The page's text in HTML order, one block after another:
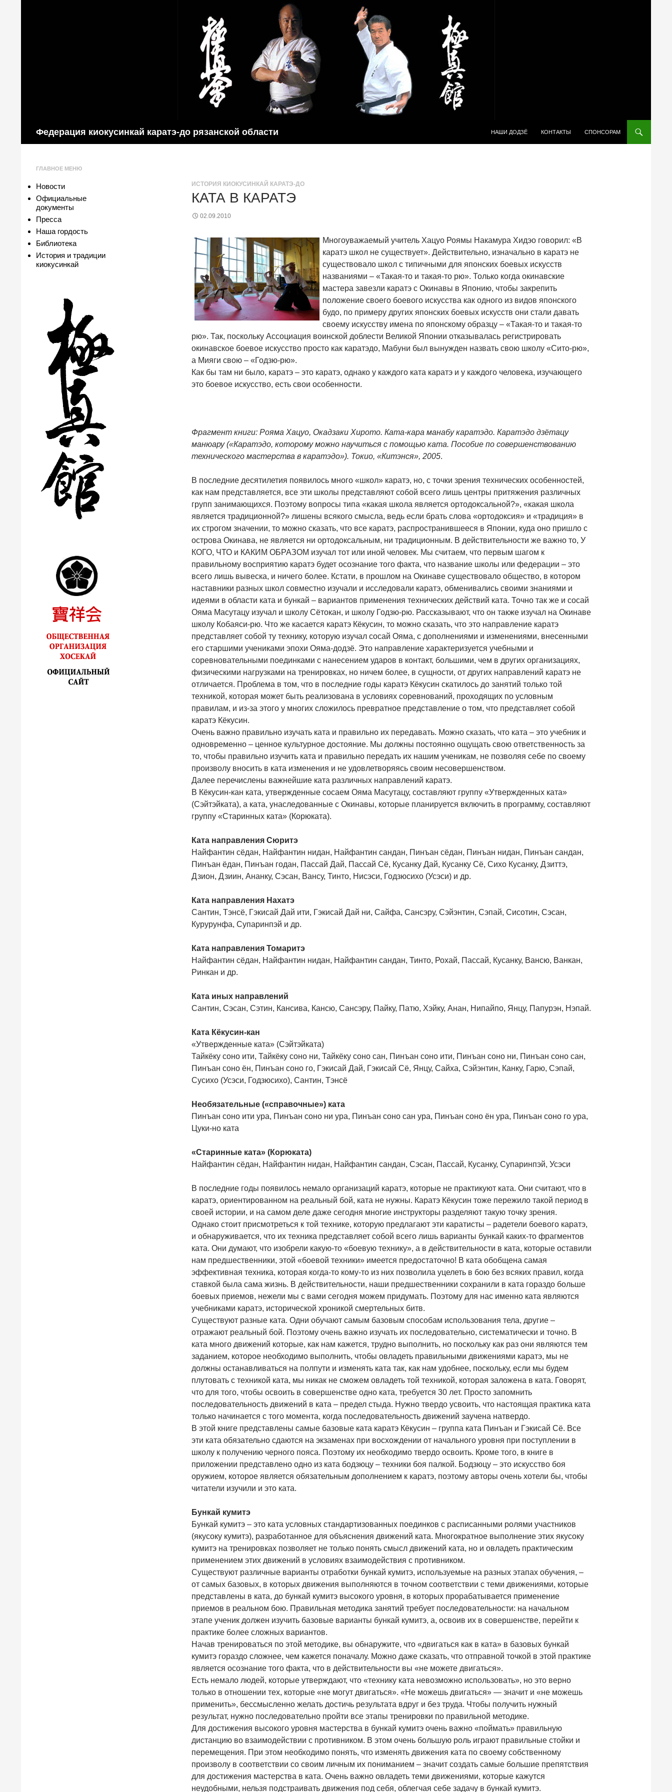
Федерация киокусинкай каратэ-до рязанской области
НАШИ ДОДЗЁ
КОНТАКТЫ СПОНСОРАМ
ИСТОРИЯ КИОКУСИНКАЙ КАРАТЭ-ДО
КАТА В КАРАТЭ
02.09.2010
Многоуважаемый учитель Хацуо Роямы Накамура Хидэо говорил: «В
каратэ школ не существует». Действительно, изначально в каратэ не
существовало школ с типичными для японских боевых искусств
названиями – «Такая-то и такая-то рю». Только когда окинавские
мастера завезли каратэ с Окинавы в Японию, чтобы закрепить
положение своего боевого искусства как одного из видов японского
будо, по примеру других японских боевых искусств они стали давать
своему искусству имена по японскому образцу – «Такая-то и такая-то
рю». Так, поскольку Ассоциация воинской доблести Великой Японии отказывалась регистрировать
окинавское боевое искусство просто как каратэдо, Мабуни был вынужден назвать свою школу «Сито-рю»,
а Мияги свою – «Годзю-рю».
Как бы там ни было, каратэ – это каратэ, однако у каждого ката каратэ и у каждого человека, изучающего
это боевое искусство, есть свои особенности.
Фрагмент книги: Рояма Хацуо, Окадзаки Хирото. Ката-кара манабу каратэдо. Каратэдо дзётацу
манюару («Каратэдо, которому можно научиться с помощью ката. Пособие по совершенствованию
технического мастерства в каратэдо»). Токио, «Китэнся», 2005.
В последние десятилетия появилось много «школ» каратэ, но, с точки зрения технических особенностей,
как нам представляется, все эти школы представляют собой всего лишь центры притяжения различных
групп занимающихся. Поэтому вопросы типа «какая школа является ортодоксальной?», «какая школа
является традиционной?» лишены всякого смысла, ведь если брать слова «ортодоксия» и «традиция» в
их строгом значении, то можно сказать, что все каратэ, распространившееся в Японии, куда оно пришло с
острова Окинава, не является ни ортодоксальным, ни традиционным. В действительности же важно то, У
КОГО, ЧТО и КАКИМ ОБРАЗОМ изучал тот или иной человек. Мы считаем, что первым шагом к
правильному восприятию каратэ будет осознание того факта, что название школы или федерации – это
всего лишь вывеска, и ничего более. Кстати, в прошлом на Окинаве существовало общество, в котором
наставники разных школ совместно изучали и исследовали каратэ, обменивались своими знаниями и
идеями в области ката и бункай – вариантов применения технических действий ката. Точно так же и сосай
Ояма Масутацу изучал и школу Сётокан, и школу Годзю-рю. Рассказывают, что он также изучал на Окинаве
школу Кобаяси-рю. Что же касается каратэ Кёкусин, то можно сказать, что это направление каратэ
представляет собой ту технику, которую изучал сосай Ояма, с дополнениями и изменениями, внесенными
его старшими учениками эпохи Ояма-додзё. Это направление характеризуется учебными и
соревновательными поединками с нанесением ударов в контакт, большими, чем в других организациях,
физическими нагрузками на тренировках, но ничем более, в сущности, от других направлений каратэ не
отличается. Проблема в том, что в последние годы каратэ Кёкусин скатилось до занятий только той
техникой, которая может быть реализована в условиях соревнований, проходящих по условным
правилам, и из-за этого у многих сложилось превратное представление о том, что представляет собой
каратэ Кёкусин.
Очень важно правильно изучать ката и правильно их передавать. Можно сказать, что ката – это учебник и
одновременно – ценное культурное достояние. Мы должны постоянно ощущать свою ответственность за
то, чтобы правильно изучить ката и правильно передать их нашим ученикам, не позволяя себе по своему
произволу вносить в ката изменения и не удовлетворяясь своим несовершенством.
Далее перечислены важнейшие ката различных направлений каратэ.
В Кёкусин-кан ката, утвержденные сосаем Ояма Масутацу, составляют группу «Утвержденных ката»
(Сэйтэйката), а ката, унаследованные с Окинавы, которые планируется включить в программу, составляют
группу «Старинных ката» (Корюката).
Ката направления Сюритэ
Найфантин сёдан, Найфантин нидан, Найфантин сандан, Пинъан сёдан, Пинъан нидан, Пинъан сандан,
Пинъан ёдан, Пинъан годан, Пассай Дай, Пассай Сё, Кусанку Дай, Кусанку Сё, Сихо Кусанку, Дзиттэ,
Дзион, Дзиин, Ананку, Сэсан, Вансу, Тинто, Нисэси, Годзюсихо (Усэси) и др.
Ката направления Нахатэ
Сантин, Тэнсё, Гэкисай Дай ити, Гэкисай Дай ни, Сайфа, Сансэру, Сэйэнтин, Сэпай, Сисотин, Сэсан,
Курурунфа, Супаринпэй и др.
Ката направления Томаритэ
Найфантин сёдан, Найфантин нидан, Найфантин сандан, Тинто, Рохай, Пассай, Кусанку, Вансю, Ванкан,
Ринкан и др.
Ката иных направлений
Сантин, Сэсан, Сэтин, Кансива, Кансю, Сансэру, Пайку, Патю, Хэйку, Анан, Нипайпо, Янцу, Папурэн, Нэпай.
Ката Кёкусин-кан
«Утвержденные ката» (Сэйтэйката)
Тайкёку соно ити, Тайкёку соно ни, Тайкёку соно сан, Пинъан соно ити, Пинъан соно ни, Пинъан соно сан,
Пинъан соно ён, Пинъан соно го, Гэкисай Дай, Гэкисай Сё, Янцу, Сайха, Сэйэнтин, Канку, Гарю, Сэпай,
Сусихо (Усэси, Годзюсихо), Сантин, Тэнсё
Необязательные («справочные») ката
Пинъан соно ити ура, Пинъан соно ни ура, Пинъан соно сан ура, Пинъан соно ён ура, Пинъан соно го ура,
Цуки-но ката
«Старинные ката» (Корюката)
Найфантин сёдан, Найфантин нидан, Найфантин сандан, Сэсан, Пассай, Кусанку, Супаринпэй, Усэси
В последние годы появилось немало организаций каратэ, которые не практикуют ката. Они считают, что в
каратэ, ориентированном на реальный бой, ката не нужны. Каратэ Кёкусин тоже пережило такой период в
своей истории, и на самом деле даже сегодня многие инструкторы разделяют такую точку зрения.
Однако стоит присмотреться к той технике, которую предлагают эти каратисты – радетели боевого каратэ,
и обнаруживается, что их техника представляет собой всего лишь варианты бункай каких-то фрагментов
ката. Они думают, что изобрели какую-то «боевую технику», а в действительности в ката, которые оставили
нам предшественники, этой «боевой техники» имеется предостаточно! В ката обобщена самая
эффективная техника, которая когда-то кому-то из них позволила уцелеть в бою без всяких правил, когда
ставкой была сама жизнь. В действительности, наши предшественники сохранили в ката гораздо больше
боевых приемов, нежели мы с вами сегодня можем придумать. Поэтому для нас именно ката являются
учебниками каратэ, исторической хроникой смертельных битв.
Существуют разные ката. Одни обучают самым базовым способам использования тела, другие –
отражают реальный бой. Поэтому очень важно изучать их последовательно, систематически и точно. В
ката много движений которые, как нам кажется, трудно выполнить, но поскольку как раз они являются тем
заданием, которое необходимо выполнить, чтобы овладеть правильными движениями каратэ, мы не
должны останавливаться на полпути и изменять ката так, как нам удобнее, поскольку, если мы будем
плутовать с техникой ката, мы никак не сможем овладеть той техникой, которая заложена в ката. Говорят,
что для того, чтобы освоить в совершенстве одно ката, требуется 30 лет. Просто запомнить
последовательность движений в ката – предел стыда. Нужно твердо усвоить, что настоящая практика ката
только начинается с того момента, когда последовательность движений заучена натвердо.
В этой книге представлены самые базовые ката каратэ Кёкусин – группа ката Пинъан и Гэкисай Сё. Все
эти ката обязательно сдаются на экзаменах при восхождении от начального уровня при поступлении в
школу к получению черного пояса. Поэтому их необходимо твердо освоить. Кроме того, в книге в
приложении представлено одно из ката бодзюцу – техники боя палкой. Бодзюцу – это искусство боя
оружием, которое является обязательным дополнением к каратэ, поэтому авторы очень хотели бы, чтобы
читатели изучили и это ката.
Бункай кумитэ
Бункай кумитэ – это ката условных стандартизованных поединков с расписанными ролями участников
(якусоку кумитэ), разработанное для объяснения движений ката. Многократное выполнение этих якусоку
кумитэ на тренировках позволяет не только понять смысл движений ката, но и овладеть практическим
применением этих движений в условиях взаимодействия с противником.
Существуют различные варианты отработки бункай кумитэ, используемые на разных этапах обучения, –
от самых базовых, в которых движения выполняются в точном соответствии с теми движениями, которые
представлены в ката, до бункай кумитэ высокого уровня, в которых прорабатывается применение
приемов в реальном бою. Правильная методика занятий требует последовательности: на начальном
этапе ученик должен изучить базовые варианты бункай кумитэ, а, освоив их в совершенстве, перейти к
практике более сложных вариантов.
Начав тренироваться по этой методике, вы обнаружите, что «двигаться как в ката» в базовых бункай
кумитэ гораздо сложнее, чем кажется поначалу. Можно даже сказать, что отправной точкой в этой практике
является осознание того факта, что в действительности вы «не можете двигаться».
Есть немало людей, которые утверждают, что «технику ката невозможно использовать», но это верно
только в отношении тех, которые «не могут двигаться». «Не можешь двигаться» — значит и «не можешь
применить», бессмысленно желать достичь результата вдруг и без труда. Чтобы получить нужный
результат, нужно последовательно пройти все этапы тренировки по правильной методике.
Для достижения высокого уровня мастерства в бункай кумитэ очень важно «поймать» правильную
дистанцию во взаимодействии с противником. В этом очень большую роль играют правильные стойки и
перемещения. При этом необходимо понять, что изменять движения ката по своему собственному
произволу в соответствии со своим личным их пониманием – значит создать самые большие препятствия
для достижения мастерства в ката. Очень важно овладеть теми движениями, которые кажутся
неудобными, нельзя подстраивать движения под себя, облегчая себе задачу в бункай кумитэ.
ГЛАВНОЕ МЕНЮ
Новости
Официальные
документы
Пресса
Наша гордость
Библиотека
История и традиции
киокусинкай